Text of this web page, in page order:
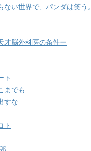
ない世界で、パンダは笑う。
才脳外科医の条件ー
ト
までも
すな
ト